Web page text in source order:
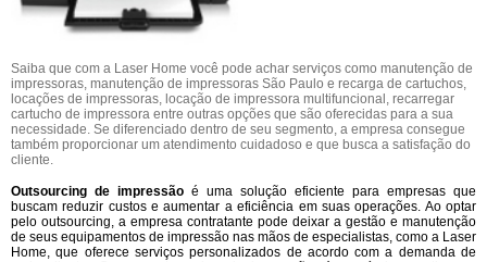
Saiba que com a Laser Home você pode achar serviços como manutenção de
impressoras, manutenção de impressoras São Paulo e recarga de cartuchos,
locações de impressoras, locação de impressora multifuncional, recarregar
cartucho de impressora entre outras opções que são oferecidas para a sua
necessidade. Se diferenciado dentro de seu segmento, a empresa consegue
também proporcionar um atendimento cuidadoso e que busca a satisfação do
cliente.
Outsourcing de impressão é uma solução eficiente para empresas que
buscam reduzir custos e aumentar a eficiência em suas operações. Ao optar
pelo outsourcing, a empresa contratante pode deixar a gestão e manutenção
de seus equipamentos de impressão nas mãos de especialistas, como a Laser
Home, que oferece serviços personalizados de acordo com a demanda de